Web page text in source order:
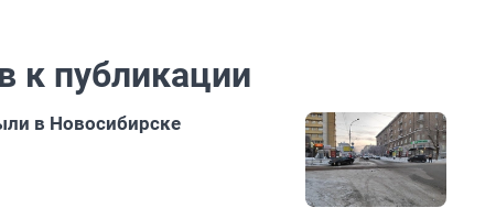
к публикации
в Новосибирске